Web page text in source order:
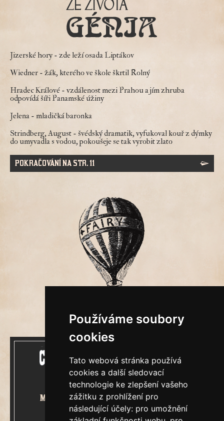
Používáme soubory
cookies
Tato webová stránka používá
cookies a další sledovací
technologie ke zlepšení vašeho
zážitku z prohlížení pro
následující účely: pro umožnění
Jizerské hory - zde leží osada Liptákov
Wiedner - žák, kterého ve škole škrtil Rolný
Hradec Králové - vzdálenost mezi Prahou a jím zhruba
odpovídá šíři Panamské úžiny
Jelena - mladičká baronka
Strindberg, August - švédský dramatik, vyfukoval kouř z dýmky
do umyvadla s vodou, pokoušeje se tak vyrobit zlato
POKRAČOVÁNÍ NA STR. 11
Mecenášem Cimrmanova Zpravodaje
je společnost